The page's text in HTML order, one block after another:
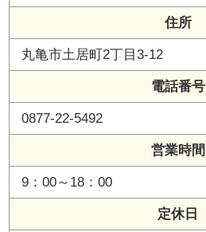
住所
丸亀市土居町2丁目3-12
電話番号
0877-22-5492
営業時間
9：00～18：00
定休日